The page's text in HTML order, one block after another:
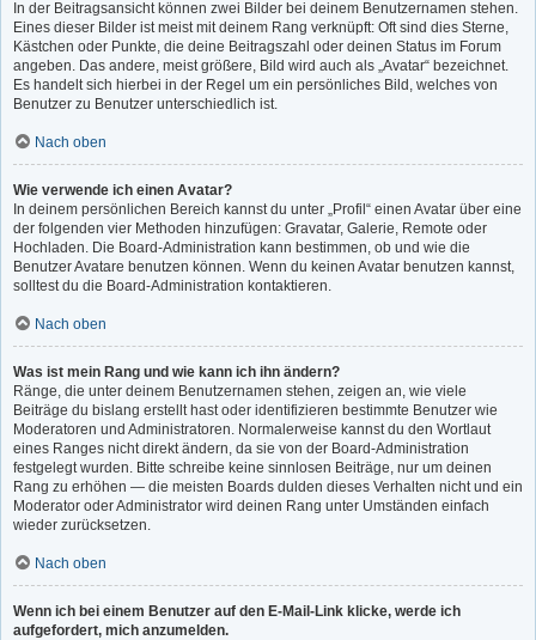
In der Beitragsansicht können zwei Bilder bei deinem Benutzernamen stehen.
Eines dieser Bilder ist meist mit deinem Rang verknüpft: Oft sind dies Sterne,
Kästchen oder Punkte, die deine Beitragszahl oder deinen Status im Forum
angeben. Das andere, meist größere, Bild wird auch als „Avatar“ bezeichnet.
Es handelt sich hierbei in der Regel um ein persönliches Bild, welches von
Benutzer zu Benutzer unterschiedlich ist.
Nach oben
Wie verwende ich einen Avatar?
In deinem persönlichen Bereich kannst du unter „Profil“ einen Avatar über eine
der folgenden vier Methoden hinzufügen: Gravatar, Galerie, Remote oder
Hochladen. Die Board-Administration kann bestimmen, ob und wie die
Benutzer Avatare benutzen können. Wenn du keinen Avatar benutzen kannst,
solltest du die Board-Administration kontaktieren.
Nach oben
Was ist mein Rang und wie kann ich ihn ändern?
Ränge, die unter deinem Benutzernamen stehen, zeigen an, wie viele
Beiträge du bislang erstellt hast oder identifizieren bestimmte Benutzer wie
Moderatoren und Administratoren. Normalerweise kannst du den Wortlaut
eines Ranges nicht direkt ändern, da sie von der Board-Administration
festgelegt wurden. Bitte schreibe keine sinnlosen Beiträge, nur um deinen
Rang zu erhöhen — die meisten Boards dulden dieses Verhalten nicht und ein
Moderator oder Administrator wird deinen Rang unter Umständen einfach
wieder zurücksetzen.
Nach oben
Wenn ich bei einem Benutzer auf den E-Mail-Link klicke, werde ich
aufgefordert, mich anzumelden.